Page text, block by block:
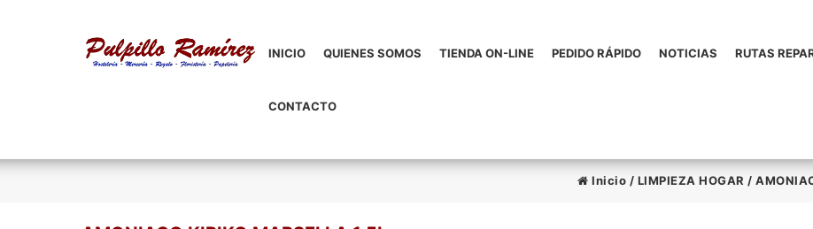
INICIO QUIENES SOMOS TIENDA ON-LINE PEDIDO RÁPIDO NOTICIAS RUTAS
CONTACTO
Inicio / LIMPIEZA HOGAR /